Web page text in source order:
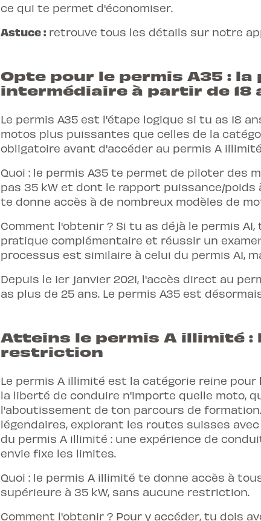
ce qui te permet d'économiser.
Astuce : retrouve tous les détails sur notre
Opte pour le permis A35 :
intermédiaire à partir de 18
Le permis A35 est l'étape logique si tu as 18
motos plus puissantes que celles de la
obligatoire avant d'accéder au permis A
Quoi : le permis A35 te permet de piloter des
pas 35 kW et dont le rapport puissance/poids
te donne accès à de nombreux modèles de
Comment l'obtenir ? Si tu as déjà le permis
pratique complémentaire et réussir un
processus est similaire à celui du permis A1,
Depuis le 1er janvier 2021, l'accès direct au
as plus de 25 ans. Le permis A35 est
Atteins le permis A illimité :
restriction
Le permis A illimité est la catégorie reine
la liberté de conduire n'importe quelle moto,
l'aboutissement de ton parcours de
légendaires, explorant les routes suisses
du permis A illimité : une expérience de
envie fixe les limites.
Quoi : le permis A illimité te donne accès à
supérieure à 35 kW, sans aucune restriction.
Comment l'obtenir ? Pour y accéder, tu dois